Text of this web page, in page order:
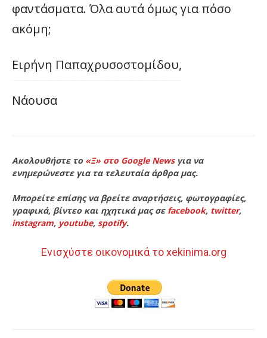
φαντάσματα. Όλα αυτά όμως για πόσο
ακόμη;
Ειρήνη Παπαχρυσοστομίδου,
Νάουσα
Ακολουθήστε το «Ξ» στο Google Newsγια να
ενημερώνεστε για τα τελευταία άρθρα μας.
Μπορείτε επίσης να βρείτε αναρτήσεις, φωτογραφίες,
γραφικά, βίντεο και ηχητικά μας σε facebook, twitter,
instagram, youtube, spotify.
Ενισχύστε οικονομικά το xekinima.org